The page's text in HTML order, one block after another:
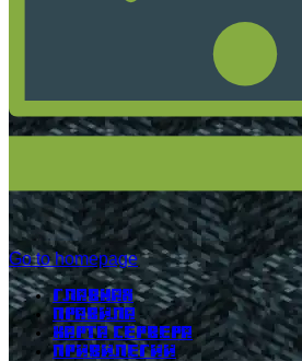
Go to homepage
Главная
Правила
Карта сервера
Привилегии